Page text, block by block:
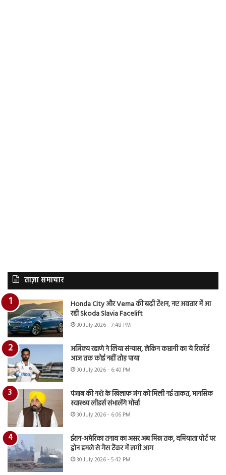
ताज़ा समाचार
Honda City और Verna की बढ़ी टेंशन, नए अवतार में आ
रही Skoda Slavia Facelift
30 July 2026 - 7:48 PM
अजिंक्य रहाणे ने लिया संन्यास, लेकिन कप्तानी का ये रिकॉर्ड
आज तक कोई नहीं तोड़ पाया
30 July 2026 - 6:40 PM
पंजाब की नशे के खिलाफ जंग को मिली नई ताकत, मानसिक
स्वास्थ्य लीडर्स संभालेंगे मोर्चा
30 July 2026 - 6:06 PM
ईरान-अमेरिका तनाव का असर अब मिस्र तक, दमियाता पोर्ट पर
ड्रोन हमले से गैस टैंकर में लगी आग
30 July 2026 - 5:42 PM